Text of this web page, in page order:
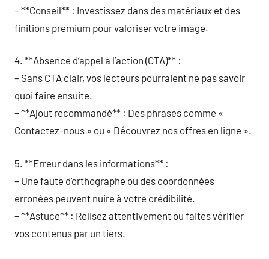
– **Conseil** : Investissez dans des matériaux et des
finitions premium pour valoriser votre image.
4. **Absence d’appel à l’action (CTA)** :
– Sans CTA clair, vos lecteurs pourraient ne pas savoir
quoi faire ensuite.
– **Ajout recommandé** : Des phrases comme «
Contactez-nous » ou « Découvrez nos offres en ligne ».
5. **Erreur dans les informations** :
– Une faute d’orthographe ou des coordonnées
erronées peuvent nuire à votre crédibilité.
– **Astuce** : Relisez attentivement ou faites vérifier
vos contenus par un tiers.